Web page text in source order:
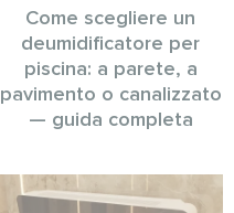
Come scegliere un
deumidificatore per
piscina: a parete, a
pavimento o canalizzato
— guida completa